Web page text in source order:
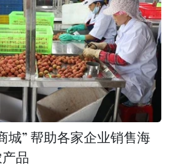
城” 帮助各家企业销售海
品